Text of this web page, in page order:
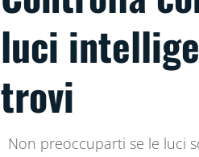
luci
trovi
Non preoccuparti se le luci